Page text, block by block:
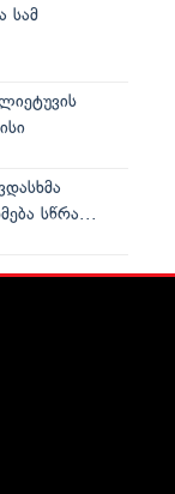
სამ
სწრა...